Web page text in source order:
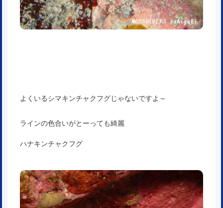
よくいるシマキンチャクフグじゃないですよ～
ラインの色合いがとーっても綺麗
ハナキンチャクフグ